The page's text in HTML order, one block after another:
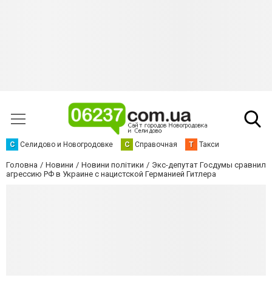
С Селидово и Новогродовке С Справочная Т Такси
Головна Новини Новини політики
Экс-депутат Госдумы сравнил
агрессию РФ в Украине с нацистской Германией Гитлера